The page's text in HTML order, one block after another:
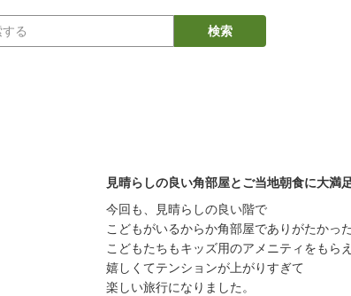
検索
見晴らしの良い角部屋とご当地朝食に大満
今回も、見晴らしの良い階で
こどもがいるからか角部屋でありがたかった
こどもたちもキッズ用のアメニティをもら
嬉しくてテンションが上がりすぎて
楽しい旅行になりました。